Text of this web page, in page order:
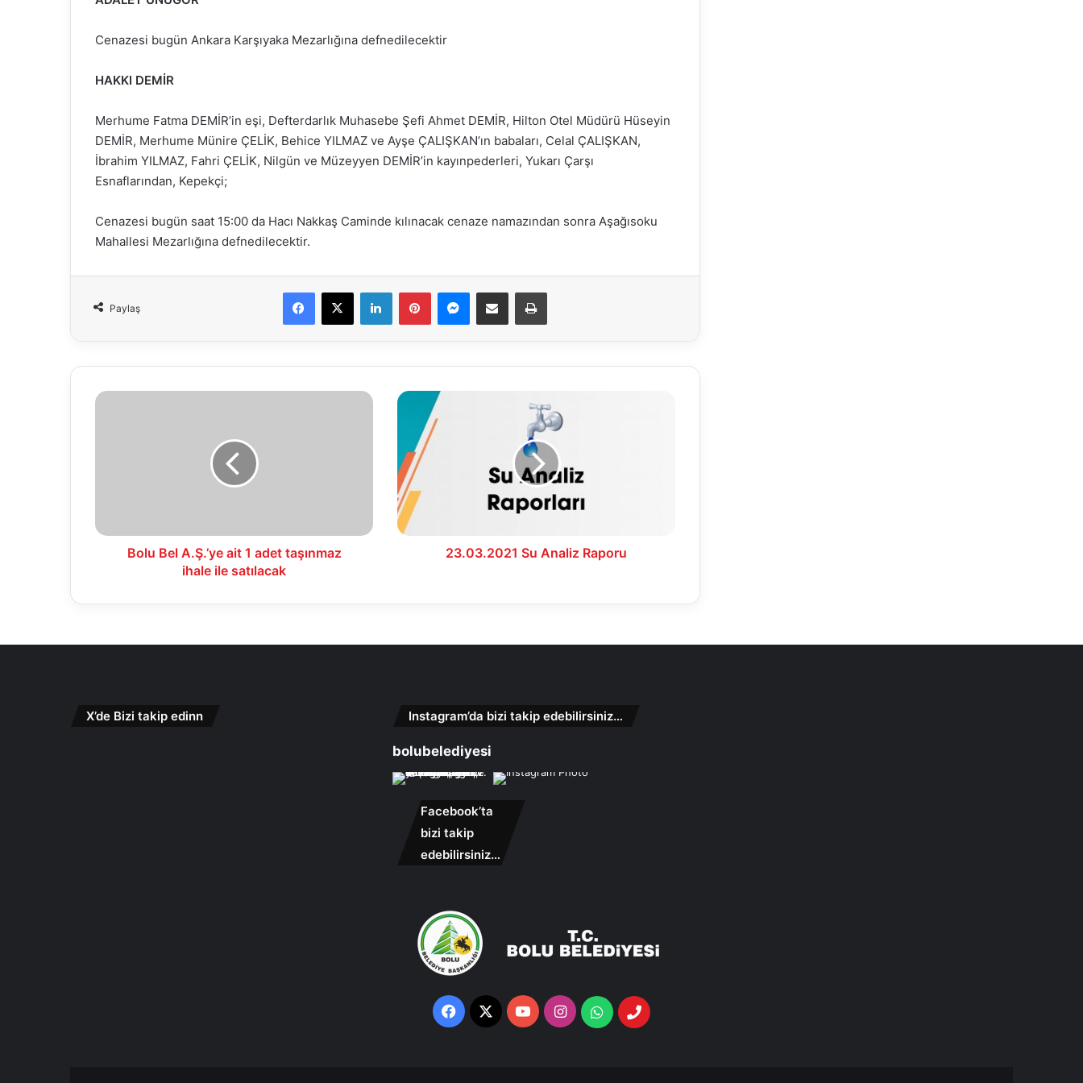
Cenazesi bugün Ankara Karşıyaka Mezarlığına defnedilecektir
HAKKI DEMİR
Merhume Fatma DEMİR’in eşi, Defterdarlık Muhasebe Şefi Ahmet DEMİR, Hilton Otel Müdürü Hüseyin
DEMİR, Merhume Münire ÇELİK, Behice YILMAZ ve Ayşe ÇALIŞKAN’ın babaları, Celal ÇALIŞKAN,
İbrahim YILMAZ, Fahri ÇELİK, Nilgün ve Müzeyyen DEMİR’in kayınpederleri, Yukarı Çarşı
Esnaflarından, Kepekçi;
Cenazesi bugün saat 15:00 da Hacı Nakkaş Caminde kılınacak cenaze namazından sonra Aşağısoku
Mahallesi Mezarlığına defnedilecektir.
Paylaş
Facebook
X LinkedInPinterestMessenger
E-Mail ile paylaş Yazdır
Bolu
ile
satılacakBolu Bel A.Ş.’ye ait 1 adet taşınmaz
ihale ile satılacak
23.03.2021
Analiz
Raporu
23.03.2021 Su Analiz Raporu
X’de Bizi takip edinn Instagram’da bizi takip edebilirsiniz…
bolubelediyesi
Facebook’ta
bizi takip
edebilirsiniz…
Facebook
X YouTubeInstagramWhatsappTelefon